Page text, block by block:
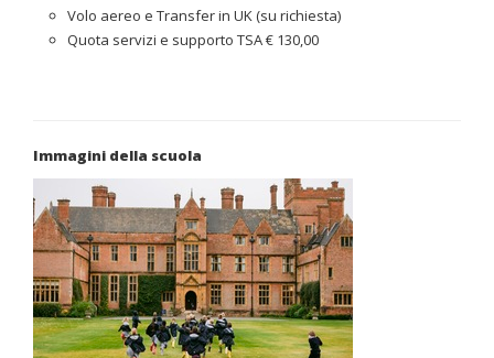
Volo aereo e Transfer in UK (su richiesta)
Quota servizi e supporto TSA € 130,00
Immagini della scuola